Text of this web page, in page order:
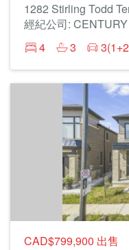
1282 Stirling Todd
經紀公司:
4
3
CAD$799,900 出售